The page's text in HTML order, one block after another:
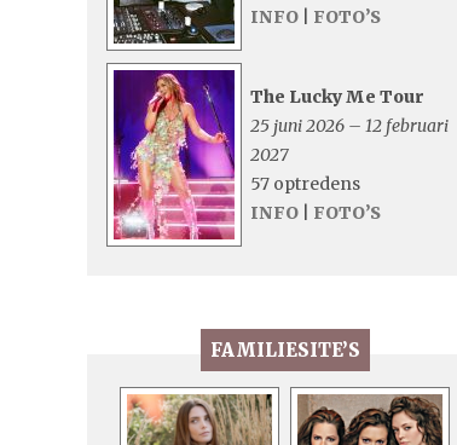
INFO
FOTO’S
The Lucky Me Tour
25 juni 2026 – 12 februari
2027
57 optredens
INFO
FOTO’S
FAMILIESITE’S